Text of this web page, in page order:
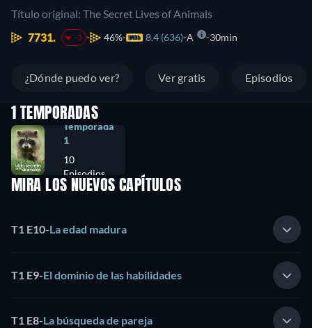
Título original: The Secret Lives of Animals
7731.
-3 46% 8.4 (636) A 30min
¿Dónde puedo ver? Ver gratis Episodios
1 TEMPORADAS
Temporada
1
10
Episodios
MIRA LOS NUEVOS CAPÍTULOS
T1 E10-La edad madura
T1 E9-El dominio de las habilidades
T1 E8-La búsqueda de pareja